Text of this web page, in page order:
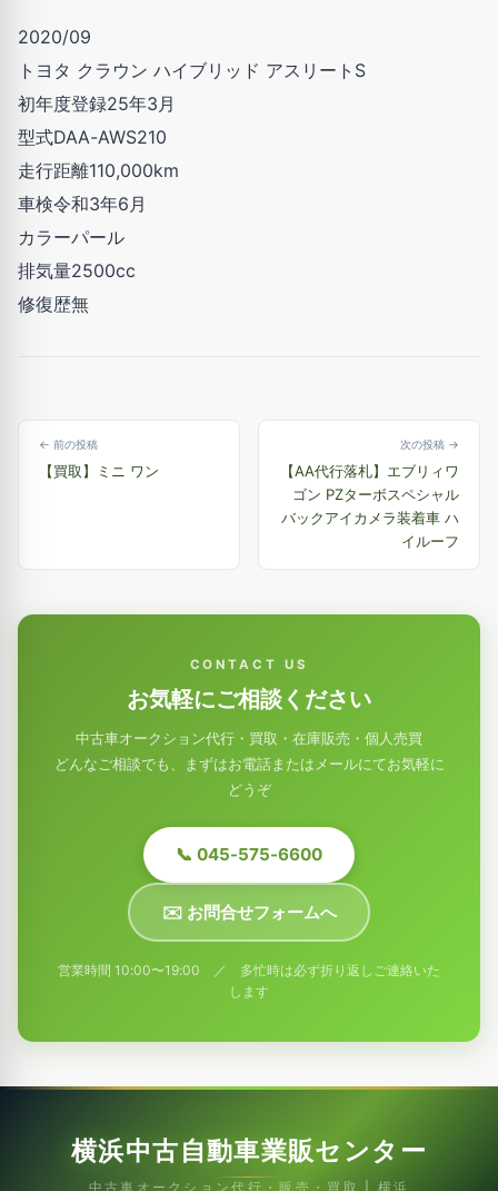
2020/09
トヨタ クラウン ハイブリッド アスリートS
初年度登録25年3月
型式DAA-AWS210
走行距離110,000km
車検令和3年6月
カラーパール
排気量2500cc
修復歴無
← 前の投稿
【買取】ミニ ワン
次の投稿 →
【AA代行落札】エブリィワ
ゴン PZターボスペシャル
バックアイカメラ装着車 ハ
イルーフ
CONTACT US
お気軽にご相談ください
中古車オークション代行・買取・在庫販売・個人売買
どんなご相談でも、まずはお電話またはメールにてお気軽に
どうぞ
📞 045-575-6600
✉️ お問合せフォームへ
営業時間 10:00〜19:00 ／ 多忙時は必ず折り返しご連絡いた
します
横浜中古自動車業販センター